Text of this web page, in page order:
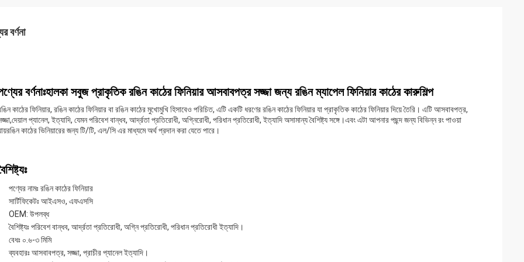
বর্ণনা
বর্ণনাঃহালকা সবুজ প্রাকৃতিক রঙিন কাঠের ফিনিয়ার আসবাবপত্র সজ্জা জন্য রঙিন ম্যাপেল ফিনিয়ার কাঠের কারুশিল্প
কাঠের ফিনিয়ার, রঙিন কাঠের ফিনিয়ার বা রঙিন কাঠের মুখোমুখি হিসাবেও পরিচিত, এটি একটি ধরণের রঙিন কাঠের ফিনিয়ার যা প্রাকৃতিক কাঠের ফিনিয়ার দিয়ে তৈরি। এটি আসবাবপত্র,
প্যানেল, ইত্যাদি, যেমন পরিবেশ বান্ধব, আর্দ্রতা প্রতিরোধী, অগ্নিরোধী, পরিধান প্রতিরোধী, ইত্যাদি অসামান্য বৈশিষ্ট্য সঙ্গে।এবং এটা আপনার পছন্দ জন্য বিভিন্ন রং পাওয়া
কাঠের ভিনিয়ারের জন্য টি/টি, এল/সি এর মাধ্যমে অর্থ প্রদান করা যেতে পারে।
পণ্যের নামঃ রঙিন কাঠের ফিনিয়ার
সার্টিফিকেটঃ আইএসও, এফএসসি
OEM: উপলব্ধ
বৈশিষ্ট্যঃ পরিবেশ বান্ধব, আর্দ্রতা প্রতিরোধী, অগ্নি প্রতিরোধী, পরিধান প্রতিরোধী ইত্যাদি।
বেধঃ ০.৬-৩ মিমি
ব্যবহারঃ আসবাবপত্র, সজ্জা, প্রাচীর প্যানেল ইত্যাদি।